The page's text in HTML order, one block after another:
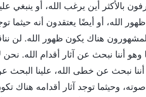
بالأكثر أين يرغب الله، أو
الله، أو أيضًا يعتقدون أنه حيثما
هناك يكون ظهور الله. لن
وهو أننا نبحث عن آثار أقدام الله.
نبحث عن خطى الله، علينا البحث عن
وحيثما توجد آثار أقدامه هناك